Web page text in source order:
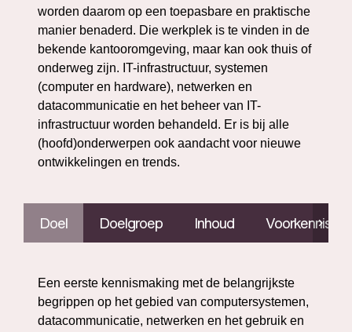
worden daarom op een toepasbare en praktische
manier benaderd. Die werkplek is te vinden in de
bekende kantooromgeving, maar kan ook thuis of
onderweg zijn. IT-infrastructuur, systemen
(computer en hardware), netwerken en
datacommunicatie en het beheer van IT-
infrastructuur worden behandeld. Er is bij alle
(hoofd)onderwerpen ook aandacht voor nieuwe
ontwikkelingen en trends.
Doel Doelgroep Inhoud Voorkennis
Een eerste kennismaking met de belangrijkste
begrippen op het gebied van computersystemen,
datacommunicatie, netwerken en het gebruik en